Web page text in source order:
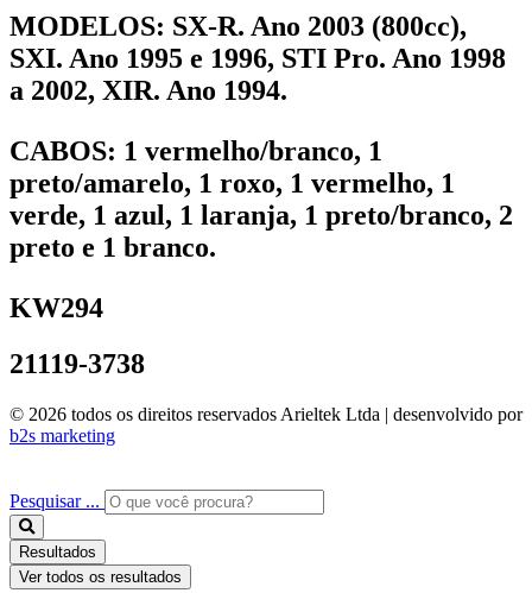
MODELOS: SX-R. Ano 2003 (800cc),
SXI. Ano 1995 e 1996, STI Pro. Ano 1998
a 2002, XIR. Ano 1994.
CABOS: 1 vermelho/branco, 1
preto/amarelo, 1 roxo, 1 vermelho, 1
verde, 1 azul, 1 laranja, 1 preto/branco, 2
preto e 1 branco.
KW294
21119-3738
© 2026 todos os direitos reservados Arieltek Ltda | desenvolvido por
b2s marketing
Pesquisar ...
Resultados
Ver todos os resultados